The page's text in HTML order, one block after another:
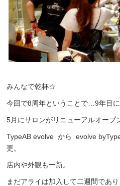
みんなで乾杯☆
今回で8周年ということで…9年目に
5月にサロンがリニューアルオープ
TypeAB evolve から evolve
更。
店内や外観も一新。
まだアライは加入して二週間であ